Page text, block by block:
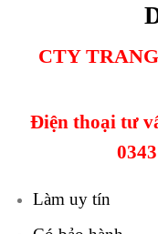
CTY
Điện thoại tư
Làm uy tín